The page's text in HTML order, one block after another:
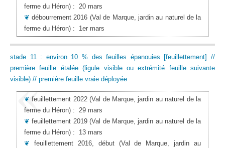
ferme du Héron): 20 mars
❦débourrement 2016 (Val de Marque, jardin au naturel de la
ferme du Héron): 1er mars
stade 11 : environ 10 % des feuilles épanouies [feuillettement] //
première feuille étalée (ligule visible ou extrémité feuille suivante
visible) // première feuille vraie déployée
❦feuillettement 2022 (Val de Marque, jardin au naturel de la
ferme du Héron): 29 mars
❦feuillettement 2019 (Val de Marque, jardin au naturel de la
ferme du Héron): 13 mars
❦ feuillettement 2016, début
(Val de Marque, jardin au